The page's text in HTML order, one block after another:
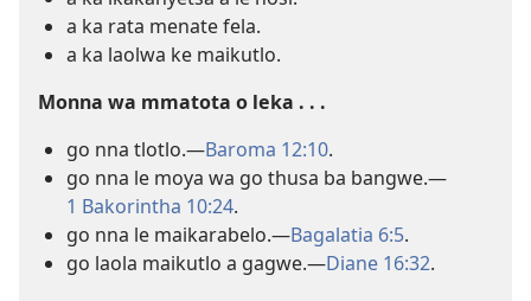
a ka rata menate fela.
a ka laolwa ke maikutlo.
Monna wa mmatota o leka . . .
go nna tlotlo.—Baroma 12:10.
go nna le moya wa go thusa ba bangwe.—
1 Bakorintha 10:24.
go nna le maikarabelo.—Bagalatia 6:5.
go laola maikutlo a gagwe.—Diane 16:32.